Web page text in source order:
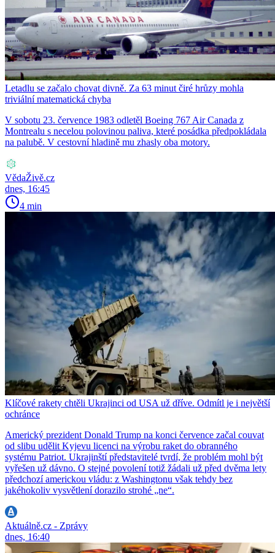
Letadlu se začalo chovat divně. Za 63 minut čiré hrůzy mohla
triviální matematická chyba
V sobotu 23. července 1983 odletěl Boeing 767 Air Canada z
Montrealu s necelou polovinou paliva, které posádka předpokládala
na palubě. V cestovní hladině mu zhasly oba motory.
VědaŽivě.cz
dnes, 16:45
4 min
Klíčové rakety chtěli Ukrajinci od USA už dříve. Odmítl je i největší
ochránce
Americký prezident Donald Trump na konci července začal couvat
od slibu udělit Kyjevu licenci na výrobu raket do obranného
systému Patriot. Ukrajinští představitelé tvrdí, že problém mohl být
vyřešen už dávno. O stejné povolení totiž žádali už před dvěma lety
předchozí americkou vládu: z Washingtonu však tehdy bez
jakéhokoliv vysvětlení dorazilo strohé „ne“.
Aktuálně.cz - Zprávy
dnes, 16:40